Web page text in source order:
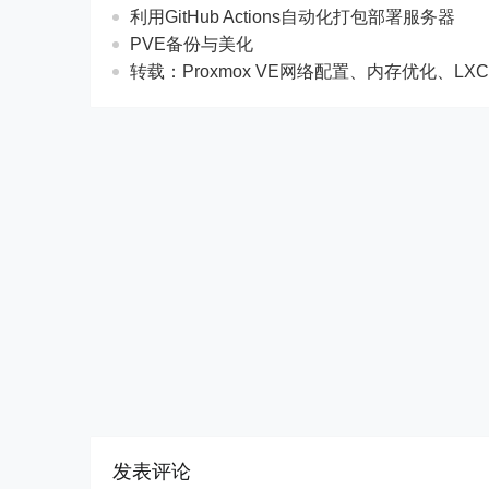
利用GitHub Actions自动化打包部署服务器
PVE备份与美化
转载：Proxmox VE网络配置、内存优化、
发表评论